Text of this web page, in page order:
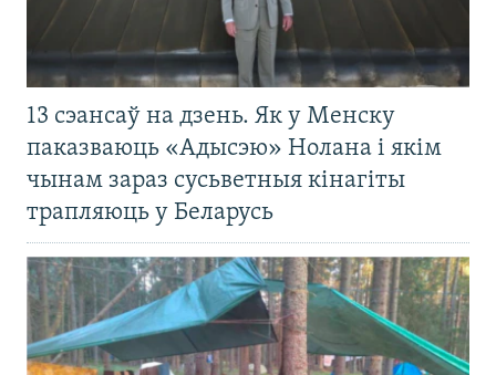
13 сэансаў на дзень. Як у Менску
паказваюць «Адысэю» Нолана і якім
чынам зараз сусьветныя кінагіты
трапляюць у Беларусь